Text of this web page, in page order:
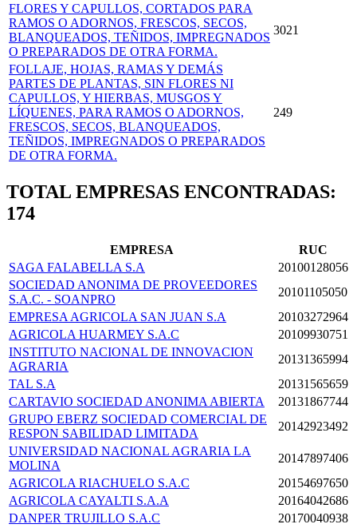
FLORES Y CAPULLOS, CORTADOS PARA
RAMOS O ADORNOS, FRESCOS, SECOS,
BLANQUEADOS, TEÑIDOS, IMPREGNADOS
O PREPARADOS DE OTRA FORMA.
3021
FOLLAJE, HOJAS, RAMAS Y DEMÁS
PARTES DE PLANTAS, SIN FLORES NI
CAPULLOS, Y HIERBAS, MUSGOS Y
LÍQUENES, PARA RAMOS O ADORNOS,
FRESCOS, SECOS, BLANQUEADOS,
TEÑIDOS, IMPREGNADOS O PREPARADOS
DE OTRA FORMA.
249
TOTAL EMPRESAS ENCONTRADAS:
174
EMPRESA
RUC
SAGA FALABELLA S.A
20100128056
SOCIEDAD ANONIMA DE PROVEEDORES
S.A.C. - SOANPRO
20101105050
EMPRESA AGRICOLA SAN JUAN S.A
20103272964
AGRICOLA HUARMEY S.A.C
20109930751
INSTITUTO NACIONAL DE INNOVACION
AGRARIA
20131365994
TAL S.A
20131565659
CARTAVIO SOCIEDAD ANONIMA ABIERTA
20131867744
GRUPO EBERZ SOCIEDAD COMERCIAL DE
RESPON SABILIDAD LIMITADA
20142923492
UNIVERSIDAD NACIONAL AGRARIA LA
MOLINA
20147897406
AGRICOLA RIACHUELO S.A.C
20154697650
AGRICOLA CAYALTI S.A.A
20164042686
DANPER TRUJILLO S.A.C
20170040938